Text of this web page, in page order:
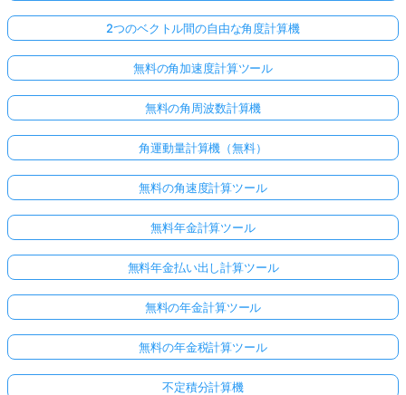
2つのベクトル間の自由な角度計算機
無料の角加速度計算ツール
無料の角周波数計算機
角運動量計算機（無料）
無料の角速度計算ツール
無料年金計算ツール
無料年金払い出し計算ツール
無料の年金計算ツール
無料の年金税計算ツール
不定積分計算機